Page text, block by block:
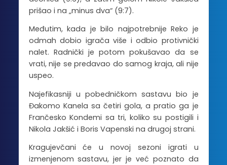
prišao i na „minus dva“ (9:7).
Međutim, kada je bilo najpotrebnije Reko je
odmah dobio igrača više i odbio protivnički
nalet. Radnički je potom pokušavao da se
vrati, nije se predavao do samog kraja, ali nije
uspeo.
Najefikasniji u pobedničkom sastavu bio je
Đakomo Kanela sa četiri gola, a pratio ga je
Frančesko Kondemi sa tri, koliko su postigili i
Nikola Jakšić i Boris Vapenski na drugoj strani.
Kragujevčani će u novoj sezoni igrati u
izmenjenom sastavu, jer je već poznato da